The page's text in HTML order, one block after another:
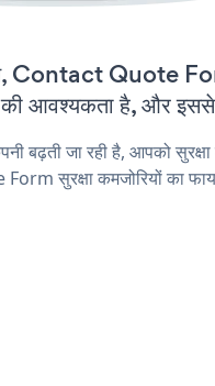
Contact Quote
आवश्यकता है, और इससे
बढ़ती जा रही है, आपको
सुरक्षा कमजोरियों का